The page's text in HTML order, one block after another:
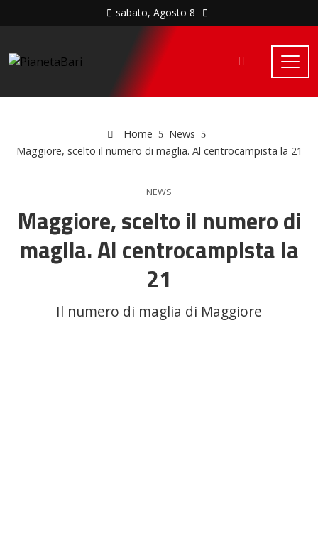
sabato, Agosto 8
Home
News
Maggiore, scelto il numero di maglia. Al centrocampista la 21
NEWS
Maggiore, scelto il numero di
maglia. Al centrocampista la
21
Il numero di maglia di Maggiore